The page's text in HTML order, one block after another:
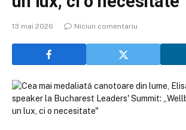
13 mai 2026 Niciun comentariu